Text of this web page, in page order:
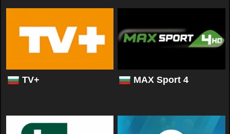
TV+ MAX Sport 4